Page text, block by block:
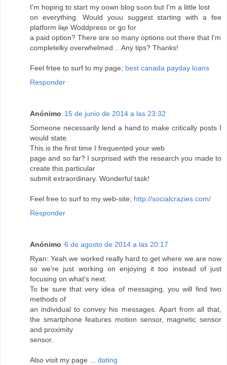
I'm hoping tօ start mу oown blog sߋon but I'm a little lost
on everything. Would youu ѕuggest starting ԝith a fee
platform liқe Woddpress or ǥo for
a paid option? Tɦere ɑгe so many options оut there that I'm
completelky overwhelmed .. Αny tips? Thanks!
Feel frtee tο surf tο my ƿage; best canada payday loans
Responder
Anónimo 15 de junio de 2014 a las 23:32
Someone necessarily lend a hand to make critically posts I
would state.
This is the first time I frequented your web
page and so far? I surprised with the research you made to
create this particular
submit extraordinary. Wonderful task!
Feel free to surf to my web-site; http://socialcrazies.com/
Responder
Anónimo 6 de agosto de 2014 a las 20:17
Ryan: Yeah we worked really hard to get where we are now
so we're just working on enjoying it too instead of just
focusing on what's next.
To be sure that very idea of messaging, you will find two
methods of
an individual to convey his messages. Apart from all that,
the smartphone features motion sensor, magnetic sensor
and proximity
sensor.
Also visit my page ... dating